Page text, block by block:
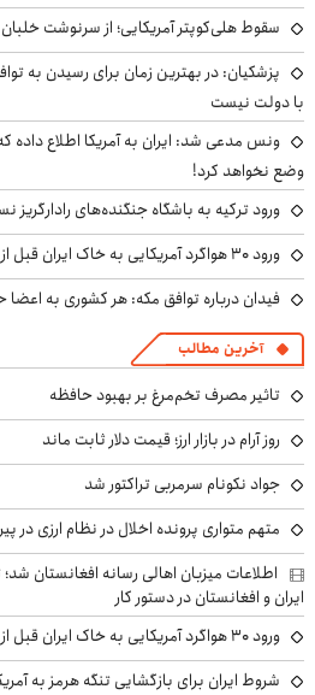
سقوط هلی‌کوپتر آمریکایی؛ از سرنوشت
پزشکیان‌: در بهترین زمان برای رسیدن به
با دولت نیست
ونس مدعی شد: ایران به آمریکا اطلاع داده
وضع نخواهد کرد!
ورود ترکیه به باشگاه جنگنده‌های
ورود ۳۰ هواگرد آمریکایی به خاک ایران قبل از حمله به بیت رهبری؟
فیدان درباره توافق مکه: هر کشوری به
آخرین مطالب
تاثیر مصرف تخم‌مرغ بر بهبود حافظه
روز آرام در بازار ارز؛ قیمت دلار ثابت ماند
جواد نکونام سرمربی تراکتور شد
متهم متواری پرونده اخلال در نظام ارزی در
اطلاعات میزبان اهالی رسانه افغانستان
ایران و افغانستان در دستور کار
ورود ۳۰ هواگرد آمریکایی به خاک ایران قبل از حمله به بیت رهبری؟
شروط ایران برای بازگشایی تنگه هرمز به